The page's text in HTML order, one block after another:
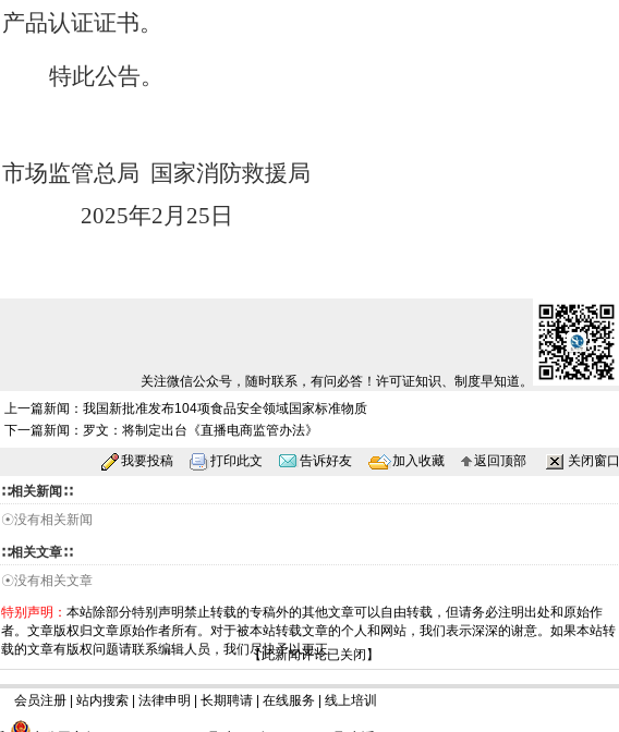
产品认证证书。
特此公告。
市场监管总局 国家消防救援局
2025年2月25日
关注微信公众号，随时联系，有问必答！许可证知识、制度早知道。
上一篇新闻： 我国新批准发布104项食品安全领域国家标准物质
下一篇新闻： 罗文：将制定出台《直播电商监管办法》
我要投稿 打印此文 告诉好友 加入收藏 返回顶部
关闭窗口
∷相关新闻∷
☉没有相关新闻
∷相关文章∷
☉没有相关文章
特别声明： 本站除部分特别声明禁止转载的专稿外的其他文章可以自由转载，但请务必注明出处和原始作
者。文章版权归文章原始作者所有。对于被本站转载文章的个人和网站，我们表示深深的谢意。如果本站转
载的文章有版权问题请联系编辑人员，我们尽快予以更正
【此新闻评论已关闭】
会员注册| 站内搜索| 法律申明 长期聘请| 在线服务| 线上培训